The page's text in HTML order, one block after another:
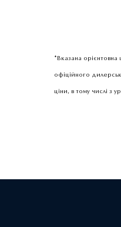
*Вказана
офіційного
ціни, в тому числі з